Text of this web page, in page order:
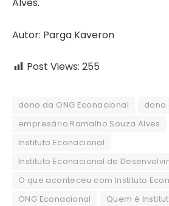
Autor: Parga Kaveron
Post Views: 255
dono da ONG Econacional
dono
empresário Ramalho Souza Alves
Instituto Econacional
Instituto Econacional de
O que aconteceu com Instituto
ONG Econacional
Quem é